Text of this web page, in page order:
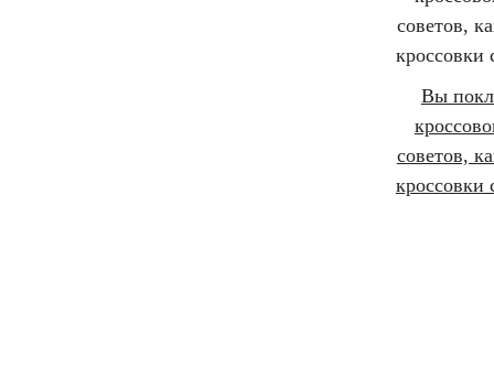
Вы
советов,
кроссовки